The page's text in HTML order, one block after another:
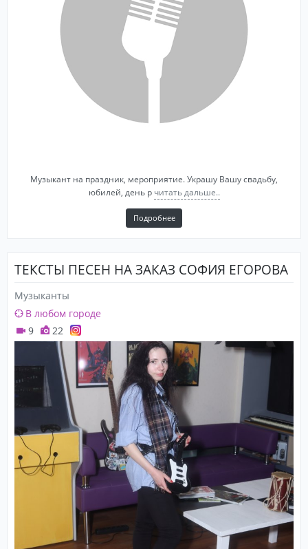
Музыкант на праздник, мероприятие. Украшу Вашу свадьбу,
юбилей, день р читать дальше..
Подробнее
ТЕКСТЫ ПЕСЕН НА ЗАКАЗ СОФИЯ ЕГОРОВА
Музыканты
В любом городе
9
22